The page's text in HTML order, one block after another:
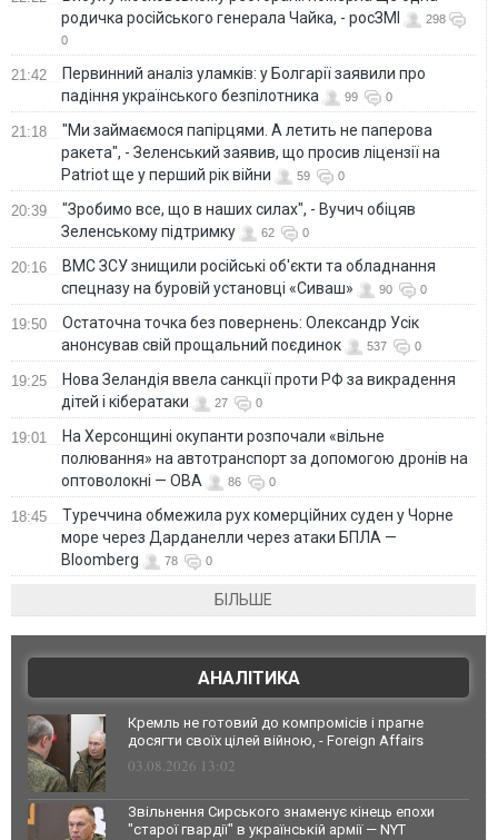
родичка російського генерала Чайка, - росЗМІ
298
0
21:42
Первинний аналіз уламків: у Болгарії заявили про
падіння українського безпілотника
99 0
21:18
"Ми займаємося папірцями. А летить не паперова
ракета", - Зеленський заявив, що просив ліцензії на
Patriot ще у перший рік війни
59 0
20:39
"Зробимо все, що в наших силах", - Вучич обіцяв
Зеленському підтримку
62 0
20:16
ВМС ЗСУ знищили російські об'єкти та обладнання
спецназу на буровій установці «Сиваш»
90 0
19:50
Остаточна точка без повернень: Олександр Усік
анонсував свій прощальний поєдинок
537 0
19:25
Нова Зеландія ввела санкції проти РФ за викрадення
дітей і кібератаки
27 0
19:01
На Херсонщині окупанти розпочали «вільне
полювання» на автотранспорт за допомогою дронів на
оптоволокні — ОВА
86 0
18:45
Туреччина обмежила рух комерційних суден у Чорне
море через Дарданелли через атаки БПЛА —
Bloomberg
78 0
БІЛЬШЕ
АНАЛІТИКА
Кремль не готовий до компромісів і прагне
досягти своїх цілей війною, - Foreign Affairs
03.08.2026 13:02
Звільнення Сирського знаменує кінець епохи
"старої гвардії" в українській армії — NYT